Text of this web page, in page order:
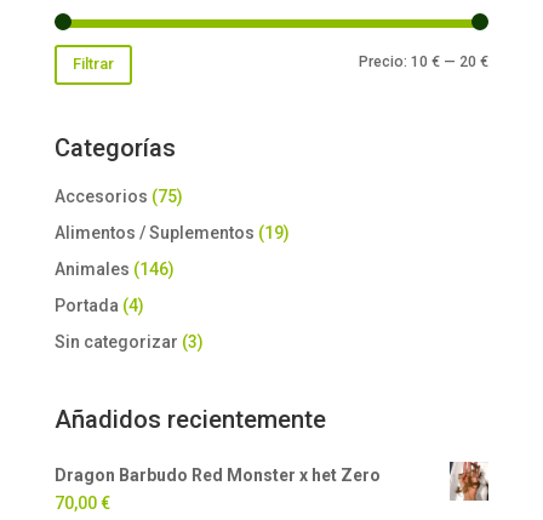
Precio
Precio
Filtrar Precio:10 € — 20 €
Categorías
Accesorios (75)
Alimentos / Suplementos (19)
Animales (146)
Portada (4)
Sin categorizar (3)
Añadidos recientemente
Dragon Barbudo Red Monster x het Zero
70,00€